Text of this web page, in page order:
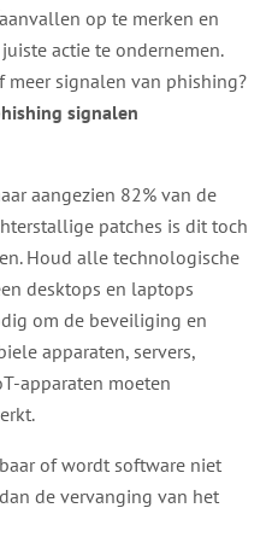
op te merken en
actie te ondernemen.
signalen van phishing?
signalen
aangezien 82% van de
patches is dit toch
Houd alle technologische
desktops en laptops
om de beveiliging en
apparaten, servers,
apparaten moeten
of wordt software niet
de vervanging van het